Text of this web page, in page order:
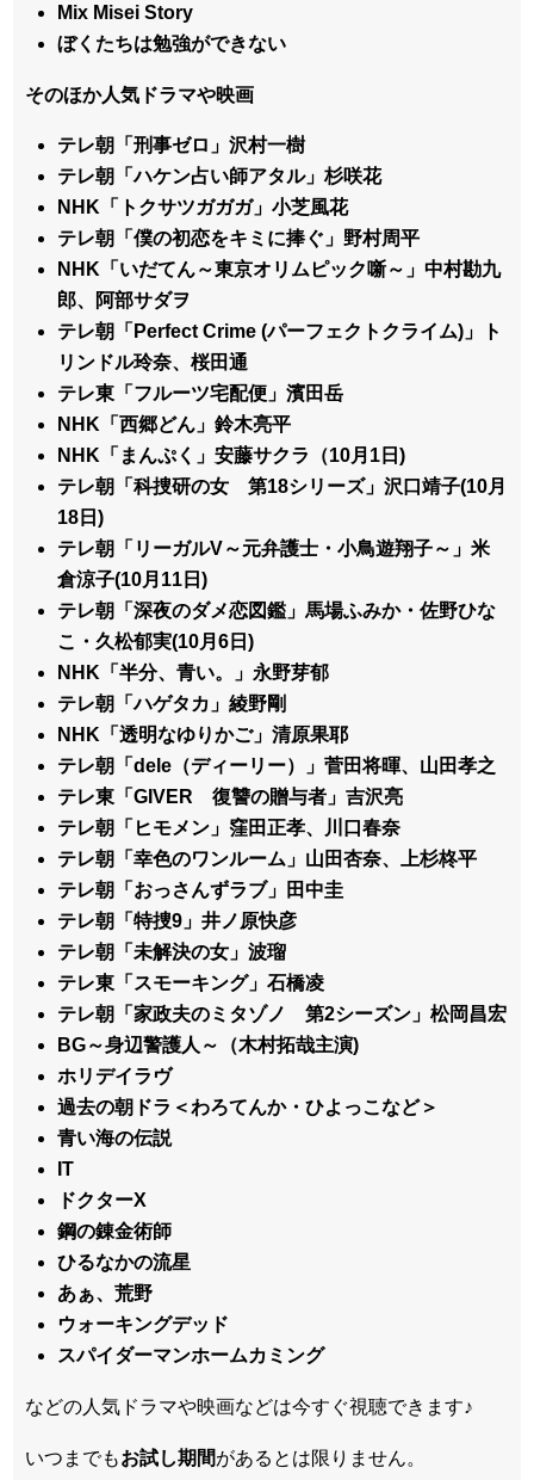
Mix Misei Story
ぼくたちは勉強ができない
そのほか人気ドラマや映画
テレ朝「刑事ゼロ」沢村一樹
テレ朝「ハケン占い師アタル」杉咲花
NHK「トクサツガガガ」小芝風花
テレ朝「僕の初恋をキミに捧ぐ」野村周平
NHK「いだてん～東京オリムピック噺～」中村勘九
郎、阿部サダヲ
テレ朝「Perfect Crime (パーフェクトクライム)」ト
リンドル玲奈、桜田通
テレ東「フルーツ宅配便」濱田岳
NHK「西郷どん」鈴木亮平
NHK「まんぷく」安藤サクラ（10月1日)
テレ朝「科捜研の女 第18シリーズ」沢口靖子(10月
18日)
テレ朝「リーガルV～元弁護士・小鳥遊翔子～」米
倉涼子(10月11日)
テレ朝「深夜のダメ恋図鑑」馬場ふみか・佐野ひな
こ・久松郁実(10月6日)
NHK「半分、青い。」永野芽郁
テレ朝「ハゲタカ」綾野剛
NHK「透明なゆりかご」清原果耶
テレ朝「dele（ディーリー）」菅田将暉、山田孝之
テレ東「GIVER 復讐の贈与者」吉沢亮
テレ朝「ヒモメン」窪田正孝、川口春奈
テレ朝「幸色のワンルーム」山田杏奈、上杉柊平
テレ朝「おっさんずラブ」田中圭
テレ朝「特捜9」井ノ原快彦
テレ朝「未解決の女」波瑠
テレ東「スモーキング」石橋凌
テレ朝「家政夫のミタゾノ 第2シーズン」松岡昌宏
BG～身辺警護人～（木村拓哉主演)
ホリデイラヴ
過去の朝ドラ＜わろてんか・ひよっこなど＞
青い海の伝説
IT
ドクターX
鋼の錬金術師
ひるなかの流星
あぁ、荒野
ウォーキングデッド
スパイダーマンホームカミング
などの人気ドラマや映画などは今すぐ視聴できます♪
いつまでもお試し期間があるとは限りません。